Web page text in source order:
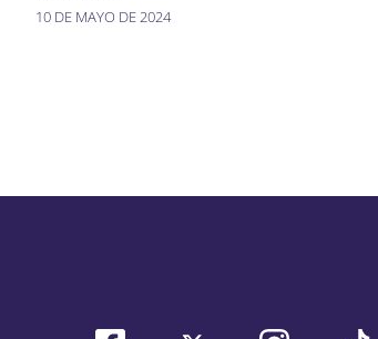
10 DE MAYO DE 2024